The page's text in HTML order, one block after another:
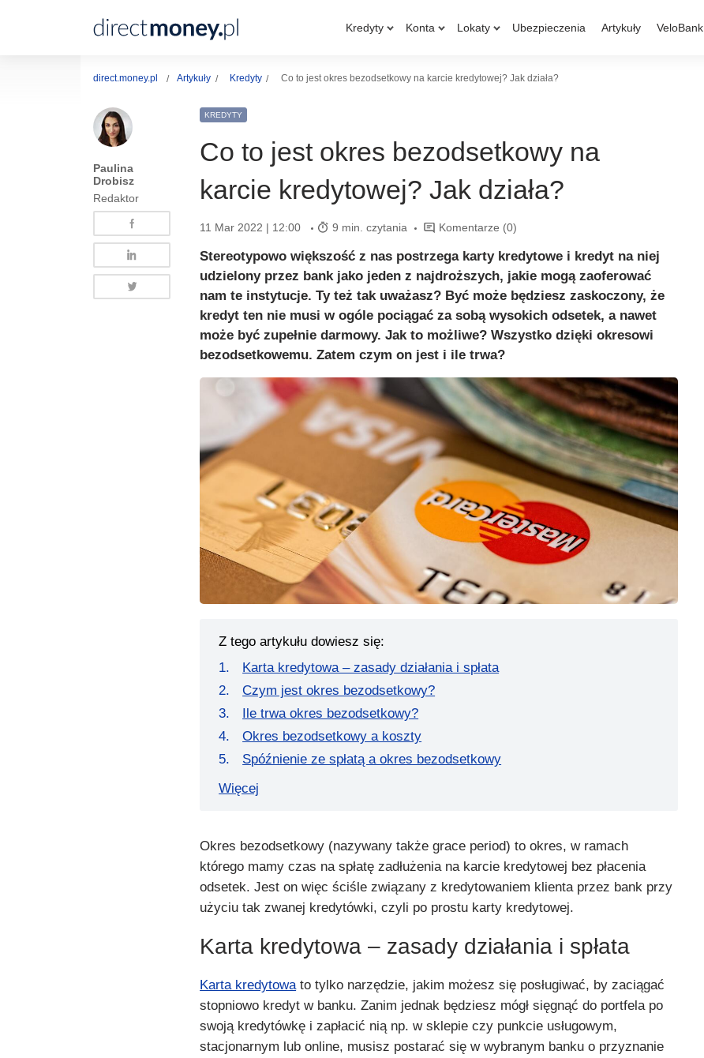
Kredyty Konta Lokaty Ubezpieczenia Artykuły VeloBank
direct.money.pl Artykuły Kredyty Co to jest okres bezodsetkowy na karcie kredytowej? Jak działa?
Paulina
Drobisz
Redaktor
KREDYTY
Co to jest okres bezodsetkowy na
karcie kredytowej? Jak działa?
11 Mar 2022 | 12:00 9 min. czytania Komentarze (0)
Stereotypowo większość z nas postrzega karty kredytowe i kredyt na niej
udzielony przez bank jako jeden z najdroższych, jakie mogą zaoferować
nam te instytucje. Ty też tak uważasz? Być może będziesz zaskoczony, że
kredyt ten nie musi w ogóle pociągać za sobą wysokich odsetek, a nawet
może być zupełnie darmowy. Jak to możliwe? Wszystko dzięki okresowi
bezodsetkowemu. Zatem czym on jest i ile trwa?
Z tego artykułu dowiesz się:
Karta kredytowa – zasady działania i spłata
Czym jest okres bezodsetkowy?
Ile trwa okres bezodsetkowy?
Okres bezodsetkowy a koszty
Spóźnienie ze spłatą a okres bezodsetkowy
Więcej
Okres bezodsetkowy (nazywany także grace period) to okres, w ramach
którego mamy czas na spłatę zadłużenia na karcie kredytowej bez płacenia
odsetek. Jest on więc ściśle związany z kredytowaniem klienta przez bank przy
użyciu tak zwanej kredytówki, czyli po prostu karty kredytowej.
Karta kredytowa – zasady działania i spłata
Karta kredytowa to tylko narzędzie, jakim możesz się posługiwać, by zaciągać
stopniowo kredyt w banku. Zanim jednak będziesz mógł sięgnąć do portfela po
swoją kredytówkę i zapłacić nią np. w sklepie czy punkcie usługowym,
stacjonarnym lub online, musisz postarać się w wybranym banku o przyznanie